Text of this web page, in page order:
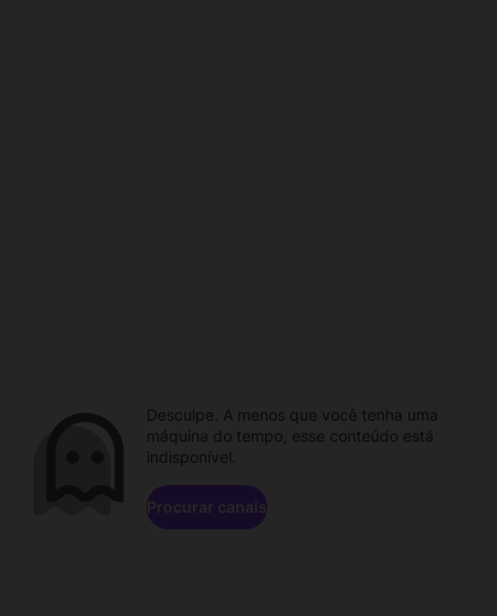
Desculpe. A menos que você tenha uma
máquina do tempo, esse conteúdo está
indisponível.
Procurar canais